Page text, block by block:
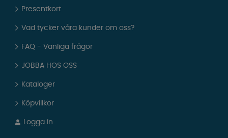
Presentkort
Vad tycker våra kunder om oss?
FAQ - Vanliga frågor
JOBBA HOS OSS
Kataloger
Köpvillkor
Logga in